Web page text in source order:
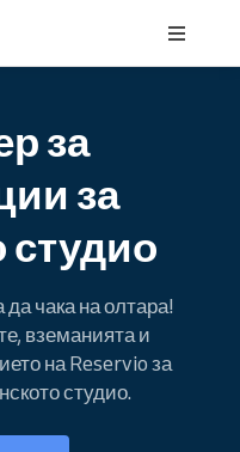
за
за
студио
чака на олтара!
вземанията и
на Reservio за
студио.